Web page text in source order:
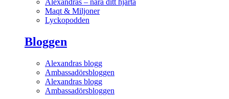
Alexandras – nära ditt hjärta
Maqt & Miljoner
Lyckopodden
Bloggen
Alexandras blogg
Ambassadörsbloggen
Alexandras blogg
Ambassadörsbloggen